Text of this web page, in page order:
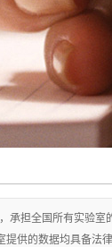
担全国所有实验
供的数据均具备法